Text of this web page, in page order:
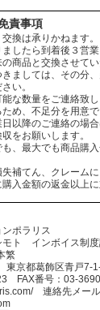
責事項
換は承りかねます。
したら到着後３営
商品と交換させてい
ましては、その分
い。
な数量をご連絡致
め、不足分を用意で
以降のご連絡の場
をお願いします。
、最大でも商品購
補てん、クレーム
入金額の返金以上に
ポラリス
モト インボイス制
繁
京都葛飾区青戸7-
FAX番号：03-
連絡先メール